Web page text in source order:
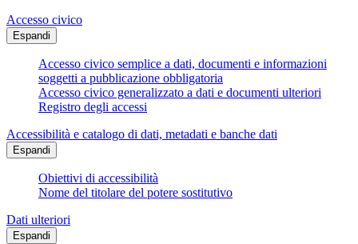
Accesso civico
Espandi
Accesso civico semplice a dati, documenti e informazioni
soggetti a pubblicazione obbligatoria
Accesso civico generalizzato a dati e documenti ulteriori
Registro degli accessi
Accessibilità e catalogo di dati, metadati e banche dati
Espandi
Obiettivi di accessibilità
Nome del titolare del potere sostitutivo
Dati ulteriori
Espandi